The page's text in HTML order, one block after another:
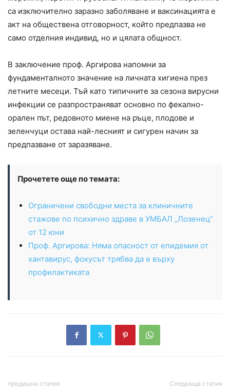
са изключително заразно заболяване и ваксинацията е
акт на обществена отговорност, който предпазва не
само отделния индивид, но и цялата общност.
В заключение проф. Аргирова напомни за
фундаменталното значение на личната хигиена през
летните месеци. Тъй като типичните за сезона вирусни
инфекции се разпространяват основно по фекално-
орален път, редовното миене на ръце, плодове и
зеленчуци остава най-лесният и сигурен начин за
предпазване от заразяване.
Прочетете още по темата:
Ограничени свободни места за клиничните
стажове по психично здраве в УМБАЛ „Лозенец“
от 12 юни
Проф. Аргирова: Няма опасност от епидемия от
хантавирус, фокусът трябва да е върху
профилактиката
предишна статия Следваща статия